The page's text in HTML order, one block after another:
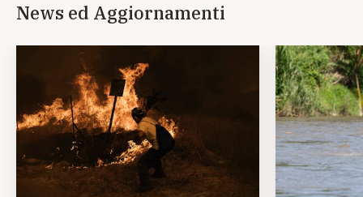
News ed Aggiornamenti